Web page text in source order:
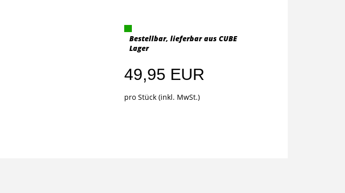
Bestellbar, lieferbar aus CUBE
Lager
49,95 EUR
pro Stück (inkl. MwSt.)